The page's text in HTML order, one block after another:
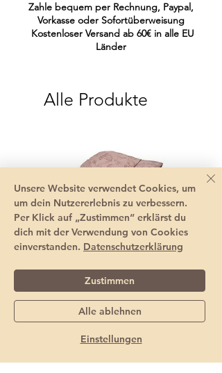
Zahle bequem per Rechnung, Paypal,
Vorkasse oder Sofortüberweisung
Kostenloser Versand ab 60€ in alle EU
Länder
Alle Produkte
Sommerhut Baby mit
Nackenschutz En Fant
Unsere Website verwendet Cookies, um
um dein Nutzererlebnis zu verbessern.
Per Klick auf „Zustimmen“ erklärst du
dich mit der Verwendung von Cookies
einverstanden. Datenschutzerklärung
Einstellungen
Alle ablehnen
Zustimmen